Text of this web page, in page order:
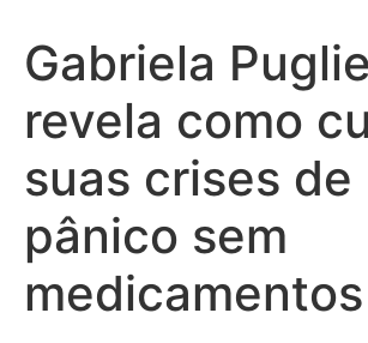
Gabriela
revela como
suas crises de
pânico sem
medicamentos